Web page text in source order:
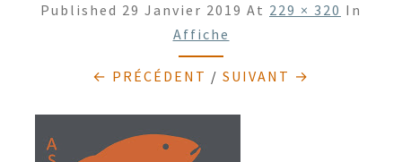
Published 29 Janvier 2019 At 229 × 320 In
Affiche
← PRÉCÉDENT / SUIVANT →